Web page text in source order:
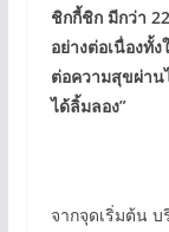
ชิกกี้ชิก มีกว่า
อย่างต่อเนื่องทั้
ต่อความสุขผ่าน
ได้ลิ้มลอง”
จากจุดเริ่มต้น